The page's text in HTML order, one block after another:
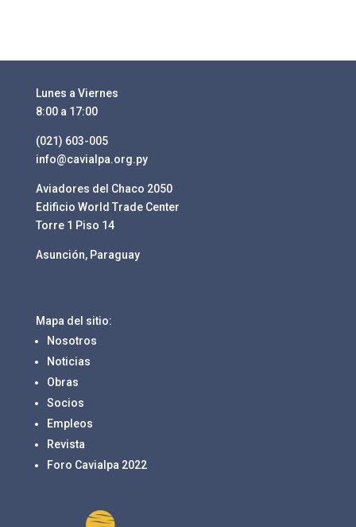
Lunes a Viernes
8:00 a 17:00
(021) 603-005
info@cavialpa.org.py
Aviadores del Chaco 2050
Edificio World Trade Center
Torre 1 Piso 14
Asunción, Paraguay
Mapa del sitio:
Nosotros
Noticias
Obras
Socios
Empleos
Revista
Foro Cavialpa 2022